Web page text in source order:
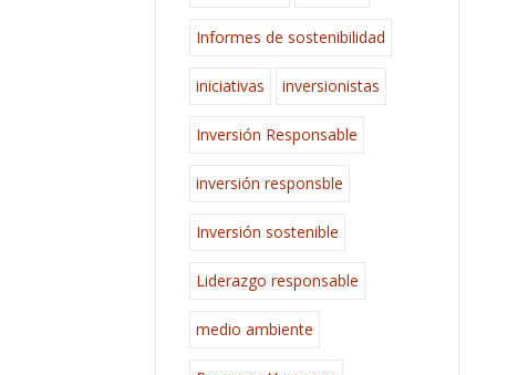
Informes de sostenibilidad
iniciativas inversionistas
Inversión Responsable
inversión responsble
Inversión sostenible
Liderazgo responsable
medio ambiente